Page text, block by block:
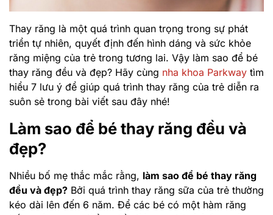
Thay răng là một quá trình quan trọng trong sự phát
triển tự nhiên, quyết định đến hình dáng và sức khỏe
răng miệng của trẻ trong tương lai. Vậy làm sao để bé
thay răng đều và đẹp? Hãy cùng nha khoa Parkway tìm
hiểu 7 lưu ý để giúp quá trình thay răng của trẻ diễn ra
suôn sẻ trong bài viết sau đây nhé!
Làm sao để bé thay răng đều và
đẹp?
Nhiều bố mẹ thắc mắc rằng, làm sao để bé thay răng
đều và đẹp? Bởi quá trình thay răng sữa của trẻ thường
kéo dài lên đến 6 năm. Để các bé có một hàm răng